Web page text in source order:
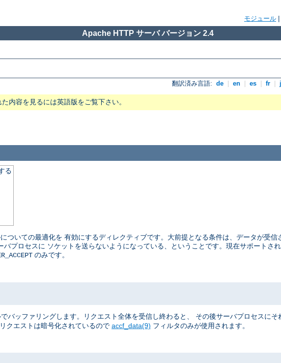
モジュール
Apache HTTP サーバ バージョン 2.4
翻訳済み言語: de en es fr
内容を見るには英語版をご覧下さい。
る
ついての最適化を 有効にするディレクティブです。大前提となる条件は、データが受信
プロセスに ソケットを送らないようになっている、ということです。現在サポートさ
のみです。
バッファリングします。リクエスト全体を受信し終わると、 その後サーバプロセスにそ
クエストは暗号化されているので accf_data(9) フィルタのみが使用されます。